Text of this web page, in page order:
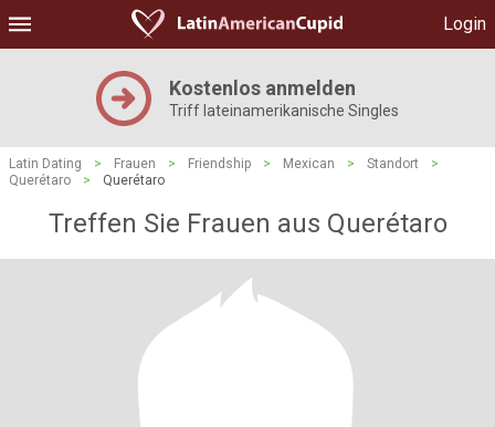
Login
Kostenlos anmelden
Triff lateinamerikanische Singles
Latin Dating > Frauen > Friendship > Mexican > Standort
>
Querétaro
> Querétaro
Treffen Sie Frauen aus Querétaro